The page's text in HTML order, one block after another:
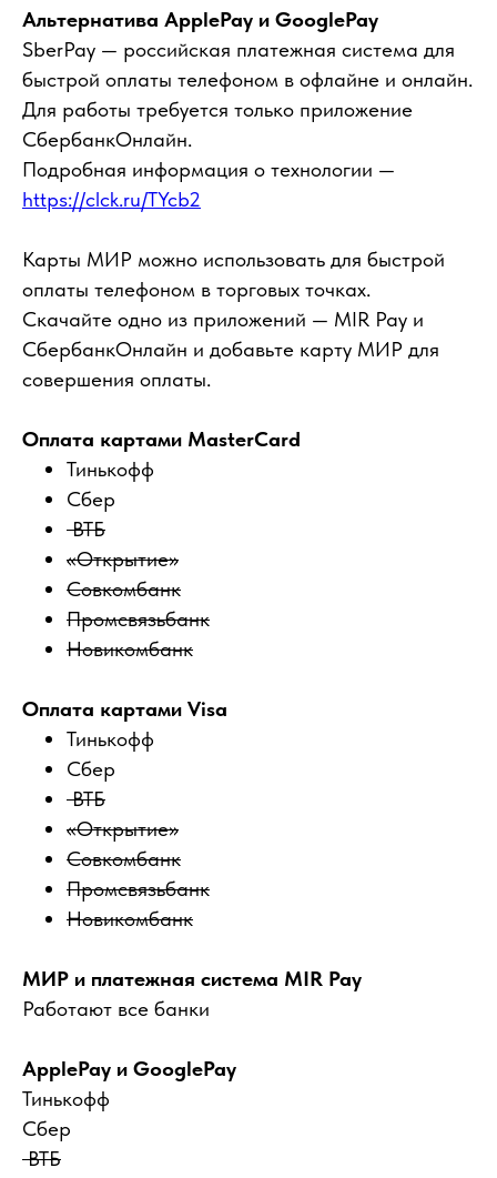
Альтернатива ApplePay и GooglePay
SberPay — российская платежная система для
быстрой оплаты телефоном в офлайне и онлайн.
Для работы требуется только приложение
СбербанкОнлайн.
Подробная информация о технологии —
https://clck.ru/TYcb2
Карты МИР можно использовать для быстрой
оплаты телефоном в торговых точках.
Скачайте одно из приложений — MIR Pay и
СбербанкОнлайн и добавьте карту МИР для
совершения оплаты.
Оплата картами MasterCard
Тинькофф
Сбер
ВТБ
«Открытие»
Совкомбанк
Промсвязьбанк
Новикомбанк
Оплата картами Visa
Тинькофф
Сбер
ВТБ
«Открытие»
Совкомбанк
Промсвязьбанк
Новикомбанк
МИР и платежная система MIR Pay
Работают все банки
ApplePay и GooglePay
Тинькофф
Сбер
ВТБ